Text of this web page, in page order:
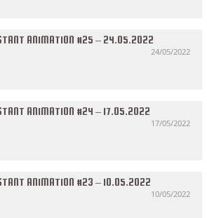
ANIMATION #25 – 24.05.2022
24/05/2022
ANIMATION #24 – 17.05.2022
17/05/2022
ANIMATION #23 – 10.05.2022
10/05/2022